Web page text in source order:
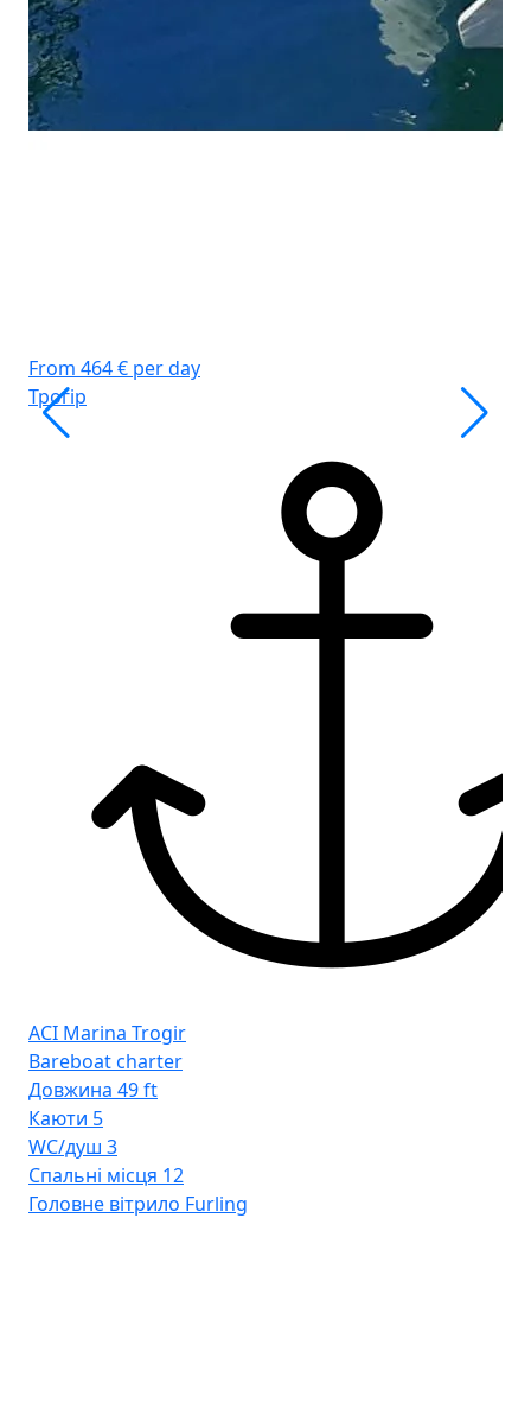
From 464 € per day
Трогір
ACI Marina Trogir
Bareboat charter
Довжина 49 ft
Каюти 5
WC/душ 3
Спальні місця 12
Головне вітрило Furling